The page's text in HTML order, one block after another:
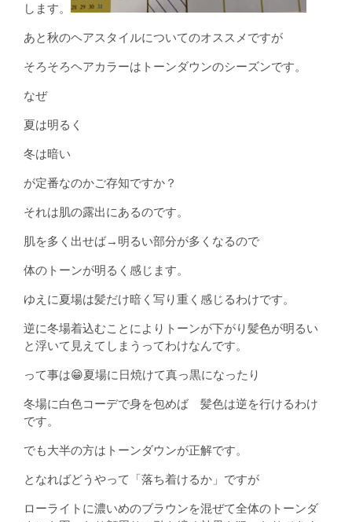
します。
あと秋のヘアスタイルについてのオススメですが
そろそろヘアカラーはトーンダウンのシーズンです。
なぜ
夏は明るく
冬は暗い
が定番なのかご存知ですか？
それは肌の露出にあるのです。
肌を多く出せば→明るい部分が多くなるので
体のトーンが明るく感じます。
ゆえに夏場は髪だけ暗く写り重く感じるわけです。
逆に冬場着込むことによりトーンが下がり髪色が明るい
と浮いて見えてしまうってわけなんです。
って事は😁夏場に日焼けて真っ黒になったり
冬場に白色コーデで身を包めば 髪色は逆を行けるわけ
です。
でも大半の方はトーンダウンが正解です。
となればどうやって「落ち着けるか」ですが
ローライトに濃いめのブラウンを混ぜて全体のトーンダ